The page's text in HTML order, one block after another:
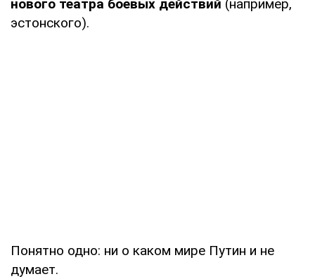
нового театра боевых действий (например,
эстонского).
Понятно одно: ни о каком мире Путин и не
думает.